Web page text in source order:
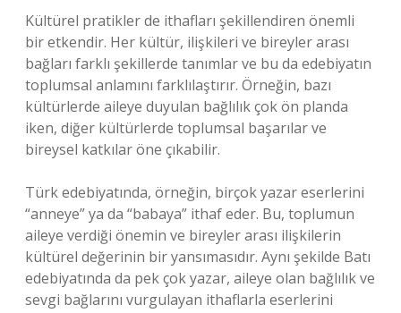
Kültürel pratikler de ithafları şekillendiren önemli
bir etkendir. Her kültür, ilişkileri ve bireyler arası
bağları farklı şekillerde tanımlar ve bu da edebiyatın
toplumsal anlamını farklılaştırır. Örneğin, bazı
kültürlerde aileye duyulan bağlılık çok ön planda
iken, diğer kültürlerde toplumsal başarılar ve
bireysel katkılar öne çıkabilir.
Türk edebiyatında, örneğin, birçok yazar eserlerini
“anneye” ya da “babaya” ithaf eder. Bu, toplumun
aileye verdiği önemin ve bireyler arası ilişkilerin
kültürel değerinin bir yansımasıdır. Aynı şekilde Batı
edebiyatında da pek çok yazar, aileye olan bağlılık ve
sevgi bağlarını vurgulayan ithaflarla eserlerini